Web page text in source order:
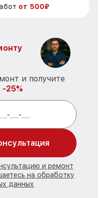
от 500₽
и получите
25%
и ремонт
на обработку
данных